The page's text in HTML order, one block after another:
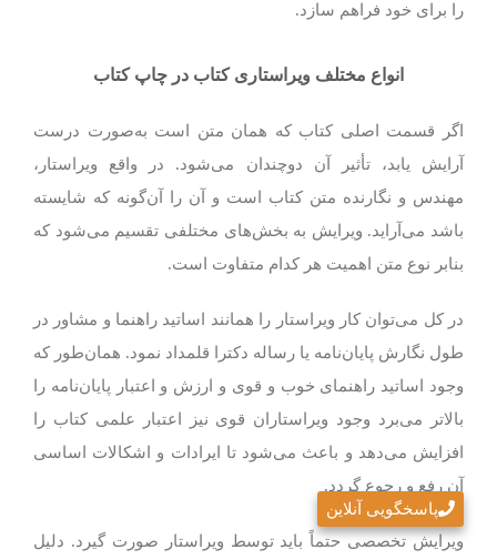
را برای خود فراهم سازد.
انواع مختلف ویراستاری کتاب در چاپ کتاب
اگر قسمت اصلی کتاب که همان متن است به‌صورت درست
آرایش یابد، تأثیر آن دوچندان می‌شود. در واقع ویراستار،
مهندس و نگارنده متن کتاب است و آن را آن‌گونه که شایسته
باشد می‌آراید. ویرایش به بخش‌های مختلفی تقسیم می‌شود که
بنابر نوع متن اهمیت هر کدام متفاوت است.
در کل می‌توان کار ویراستار را همانند اساتید راهنما و مشاور در
طول نگارش پایان‌نامه یا رساله دکترا قلمداد نمود. همان‌طور که
وجود اساتید راهنمای خوب و قوی و ارزش و اعتبار پایان‌نامه را
بالاتر می‌برد وجود ویراستاران قوی نیز اعتبار علمی کتاب را
افزایش می‌دهد و باعث می‌شود تا ایرادات و اشکالات اساسی
آن رفع و رجوع گردد.
ویرایش تخصصی حتماً باید توسط ویراستار صورت گیرد. دلیل
پاسخگویی آنلاین